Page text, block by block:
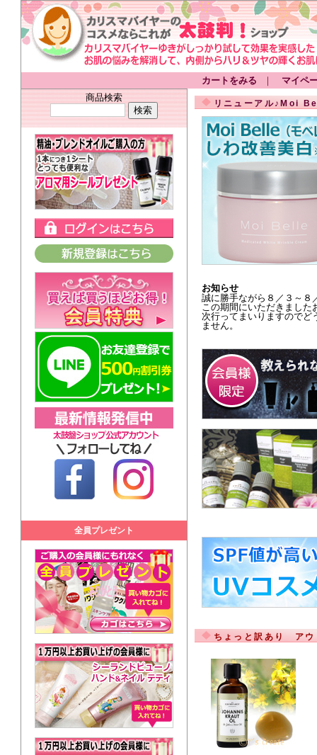
カートをみる ｜
マイペ
商品検索
全員プレゼント
リニューアル♪Moi
お知らせ
誠に勝手ながら８／３～８
この期間にいただきまし
次行ってまいりますのでど
ません。
ちょっと訳あり アウ